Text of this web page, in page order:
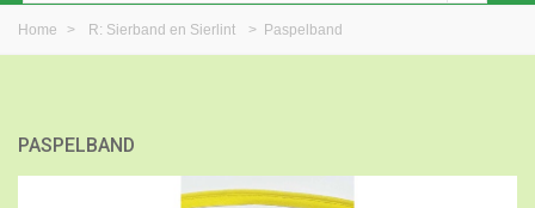
Home > R: Sierband en Sierlint > Paspelband
PASPELBAND